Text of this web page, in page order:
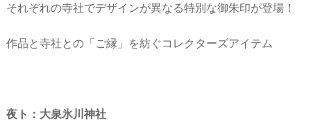
それぞれの寺社でデザインが異なる特別な御朱印が登場！
作品と寺社との「ご縁」を紡ぐコレクターズアイテム
夜ト：大泉氷川神社